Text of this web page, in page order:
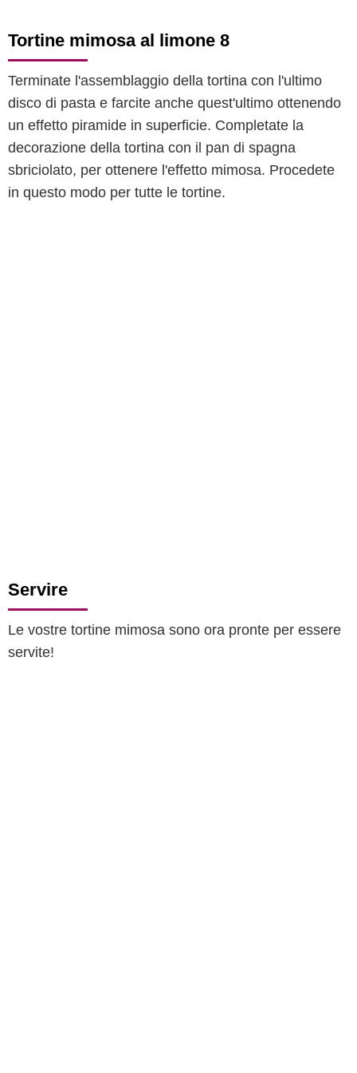
Tortine mimosa al limone 8
Terminate l'assemblaggio della tortina con l'ultimo
disco di pasta e farcite anche quest'ultimo ottenendo
un effetto piramide in superficie. Completate la
decorazione della tortina con il pan di spagna
sbriciolato, per ottenere l'effetto mimosa. Procedete
in questo modo per tutte le tortine.
Servire
Le vostre tortine mimosa sono ora pronte per essere
servite!